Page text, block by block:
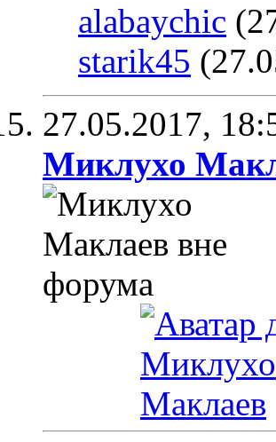
alabaychic
starik45
27.05.2017,
Миклухо